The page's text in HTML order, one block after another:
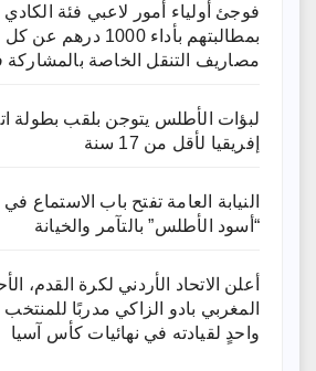
فوجئ أولياء أمور لاعبي فئة الكادي
بمطالبتهم بأداء 1000
مصاريف التنقل الخاصة بالمشاركة
لبؤات الأطلس يتوجن بلقب بطولة
إفريقيا لأقل من 17 سنة
النيابة العامة تفتح باب الاستماع
“أسود الأطلس” بالتآمر والخيانة
أعلن الاتحاد الأردني لكرة القدم،
المغربي بادو الزاكي مدربًا
واحدٍ لقيادته ​في نهائيات كأس آسيا